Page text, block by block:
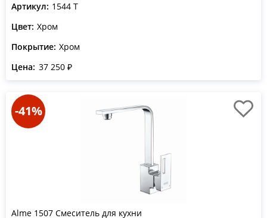
Артикул: 1544 T
Цвет: Хром
Покрытие: Хром
Цена: 37 250 ₽
-41%
Alme 1507 Смеситель для кухни